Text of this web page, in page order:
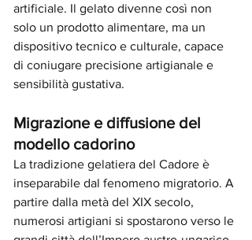
artificiale. Il gelato divenne così non
solo un prodotto alimentare, ma un
dispositivo tecnico e culturale, capace
di coniugare precisione artigianale e
sensibilità gustativa.
Migrazione e diffusione del
modello cadorino
La tradizione gelatiera del Cadore è
inseparabile dal fenomeno migratorio. A
partire dalla metà del XIX secolo,
numerosi artigiani si spostarono verso le